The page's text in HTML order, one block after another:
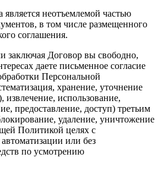
неотъемлемой частью
в том числе размещенного
соглашения.
заключая Договор вы свободно,
даете письменное согласие
Персональной
хранение, уточнение
извлечение, использование,
предоставление, доступ) третьим
удаление, уничтожение
Политикой целях с
или без
по усмотрению